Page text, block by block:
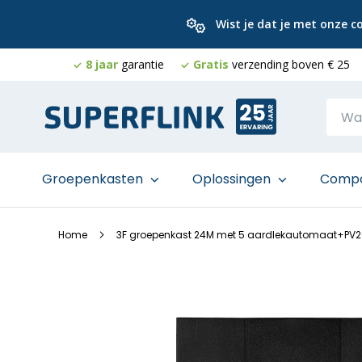
Wist je dat je met onze
8 jaar garantie Gratis verzending boven € 25
naar
de
Groepenkasten Oplossingen
Home 3F groepenkast 24M met 5